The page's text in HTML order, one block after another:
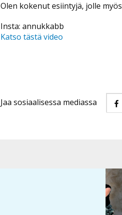
Olen kokenut esiintyjä, jolle
Insta: annukkabb
Katso tästä video
Jaa sosiaalisessa mediassa